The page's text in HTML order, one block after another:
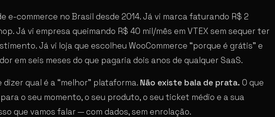
e-commerce no Brasil desde 2014. Já vi marca faturando R$ 2
Já vi empresa queimando R$ 40 mil/mês em VTEX sem sequer ter
Já vi loja que escolheu WooCommerce “porque é grátis” e
em seis meses do que pagaria dois anos de qualquer SaaS.
qual é a “melhor” plataforma. Não existe bala de prata. O que
o seu momento, o seu produto, o seu ticket médio e a sua
que vamos falar — com dados, sem enrolação.